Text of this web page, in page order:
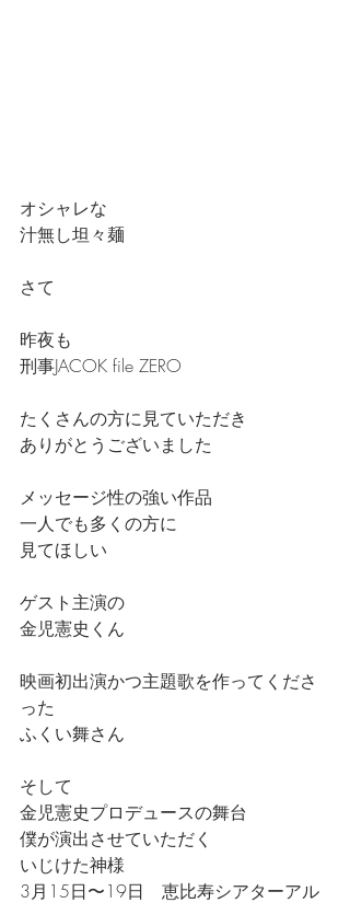
オシャレな
汁無し坦々麺
さて
昨夜も
刑事JACOK file ZERO
たくさんの方に見ていただき
ありがとうございました
メッセージ性の強い作品
一人でも多くの方に
見てほしい
ゲスト主演の
金児憲史くん
映画初出演かつ主題歌を作ってくださ
った
ふくい舞さん
そして
金児憲史プロデュースの舞台
僕が演出させていただく
いじけた神様
3月15日〜19日　恵比寿シアターアル